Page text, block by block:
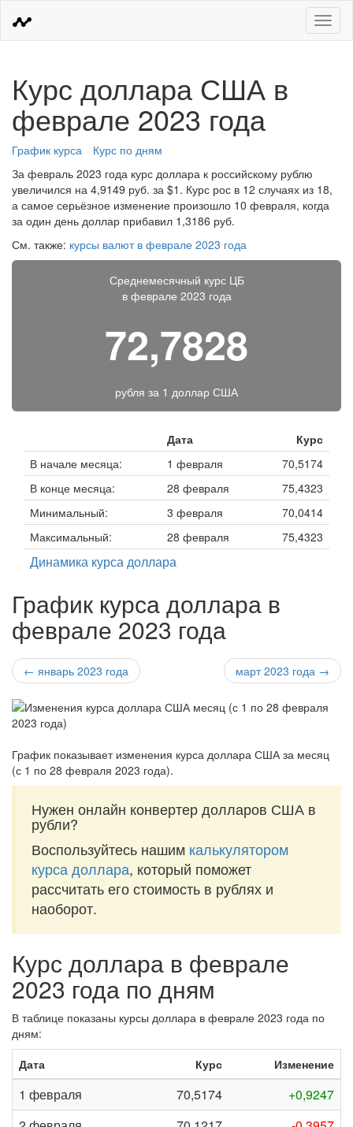
Меню
Курс доллара США в
феврале 2023 года
График курса
Курс по дням
За февраль 2023 года курс доллара к российскому рублю
увеличился на 4,9149 руб. за $1. Курс рос в 12 случаях из 18,
а самое серьёзное изменение произошло 10 февраля, когда
за один день доллар прибавил 1,3186 руб.
См. также: курсы валют в феврале 2023 года
Среднемесячный курс ЦБ
в феврале 2023 года
72,7828
рубля за 1 доллар США
Дата
Курс
В начале месяца:
1 февраля
70,5174
В конце месяца:
28 февраля
75,4323
Минимальный:
3 февраля
70,0414
Максимальный:
28 февраля 75,4323
Динамика курса доллара
График курса доллара в
феврале 2023 года
← январь 2023 года март 2023 года →
График показывает изменения курса доллара США за месяц
(с 1 по 28 февраля 2023 года).
Нужен онлайн конвертер долларов США в
рубли?
Воспользуйтесь нашим калькулятором
курса доллара, который поможет
рассчитать его стоимость в рублях и
наоборот.
Курс доллара в феврале
2023 года по дням
В таблице показаны курсы доллара в феврале 2023 года по
дням:
Дата
Курс Изменение
1 февраля 70,5174
+0,9247